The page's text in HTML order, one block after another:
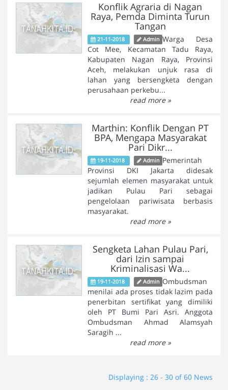
Konflik Agraria di Nagan
Raya, Pemda Diminta Turun
Tangan
21-11-2018 Admin Warga Desa
Cot Mee, Kecamatan Tadu Raya,
Kabupaten Nagan Raya, Provinsi
Aceh, melakukan unjuk rasa di
lahan yang bersengketa dengan
perusahaan perkebu...
read more »
Marthin: Konflik Dengan PT
BPA, Mengapa Masyarakat
Pari Dikr...
19-11-2018 Admin Pemerintah
Provinsi DKI Jakarta didesak
sejumlah elemen masyarakat untuk
jadikan Pulau Pari sebagai
pengelolaan pariwisata berbasis
masyarakat.
read more »
Sengketa Lahan Pulau Pari,
dari Izin sampai
Kriminalisasi Wa...
19-11-2018 Admin Ombudsman
menilai ada proses tidak lazim pada
penerbitan sertifikat yang dimiliki
oleh PT Bumi Pari Asri. Anggota
Ombudsman Ahmad Alamsyah
Saragih ...
read more »
Displaying : 26 - 30 of 60 News